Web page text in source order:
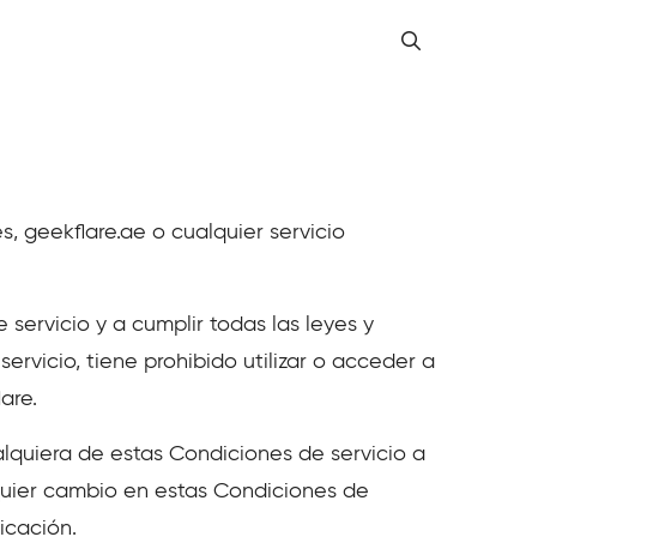
geekflare.ae o cualquier servicio
y a cumplir todas las leyes y
tiene prohibido utilizar o acceder a
de estas Condiciones de servicio a
cambio en estas Condiciones de